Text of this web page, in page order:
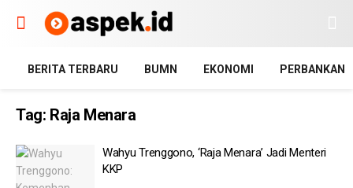
BERITA TERBARU BUMN EKONOMI PERBANKAN
Tag: Raja Menara
Wahyu Trenggono, ‘Raja Menara’ Jadi Menteri
KKP